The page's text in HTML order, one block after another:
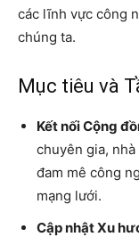
các lĩnh vực công
chúng ta.
Mục tiêu và
Kết nối Cộng
chuyên gia,
đam mê công
mạng lưới.
Cập nhật Xu